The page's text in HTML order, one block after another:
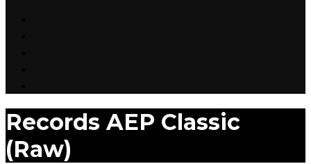
Records AEP Classic
(Raw)